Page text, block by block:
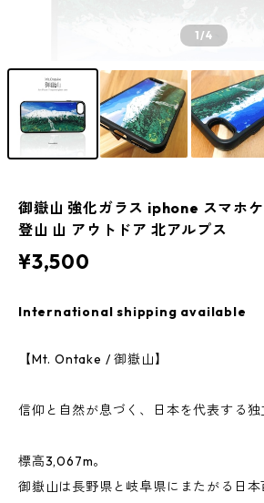
1/4
御嶽山 強化ガラス iphone スマホ
登山 山 アウトドア 北アルプス
¥3,500
International shipping available
【Mt. Ontake / 御嶽山】
信仰と自然が息づく、日本を代表する独
標高3,067m。
御嶽山は長野県と岐阜県にまたがる日